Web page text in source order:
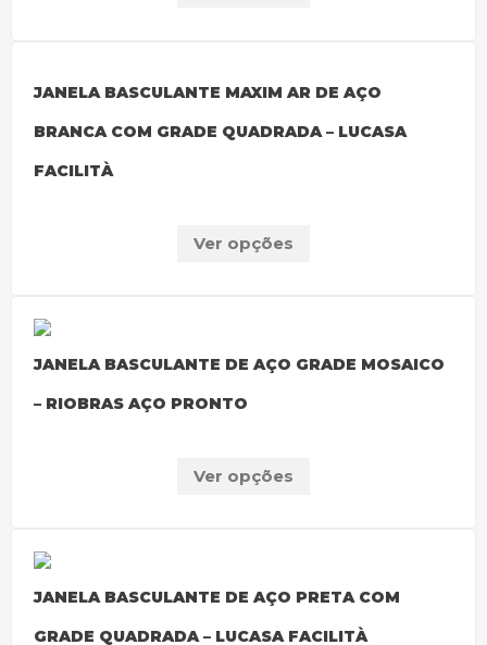
JANELA BASCULANTE MAXIM AR DE AÇO
BRANCA COM GRADE QUADRADA – LUCASA
FACILITÀ
Ver opções
JANELA BASCULANTE DE AÇO GRADE MOSAICO
– RIOBRAS AÇO PRONTO
Ver opções
JANELA BASCULANTE DE AÇO PRETA COM
GRADE QUADRADA – LUCASA FACILITÀ